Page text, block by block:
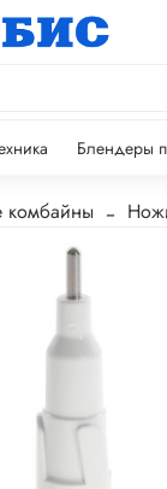
Блендеры
комбайны